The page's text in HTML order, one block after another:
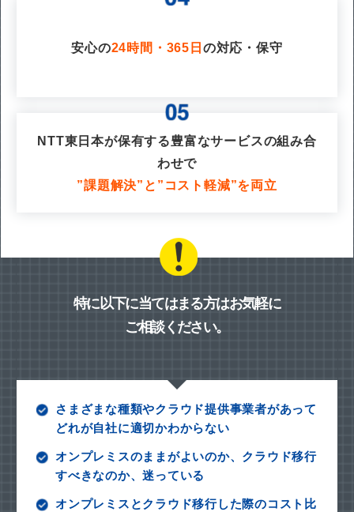
安心の24時間・365日 の対応・保守
NTT東日本が保有する豊富なサービスの組み合
わせで
”課題解決”と”コスト軽減”を両立
特に以下に当てはまる方はお気軽に
ご相談ください。
さまざまな種類やクラウド提供事業者があって
どれが自社に適切かわからない
オンプレミスのままがよいのか、クラウド移行
すべきなのか、迷っている
オンプレミスとクラウド移行した際のコスト比